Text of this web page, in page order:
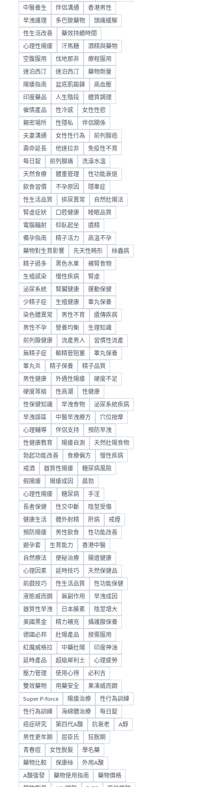
中醫養生 伴侶溝通 香港男性
早洩護理 多巴胺藥物 頭痛緩解
性生活改善 藥效持續時間
心理性陽痿 汗馬糖 酒精與藥物
空腹服用 伐地那非 療程服用
達泊西汀 達泊西汀 藥物劑量
陽痿指南 盆底肌鍛鍊 高血壓
印度藥品 人生階段 體質調理
催情產品 性冷感 女性性慾
親密場所 性隱私 伴侶關係
夫妻溝通 女性性行為 前列腺癌
壽命延長 他達拉非 免疫性不育
每日錠 前列腺痛 洗澡水溫
天然食療 體重管理 性功能衰退
飲食習慣 不孕原因 隱睾症
性生活品質 排尿異常 自然壯陽法
腎虛症狀 口腔健康 睡眠品質
電腦輻射 仰臥起坐 遺精
備孕指南 精子活力 高溫不孕
藥物對生育影響 先天性畸形 絲蟲病
精子過多 黑色水果 補腎食物
生殖感染 慢性疾病 腎虛
泌尿系統 腎臟健康 運動保健
少精子症 生殖健康 睾丸保養
染色體異常 男性不育 遺傳疾病
男性不孕 營養均衡 生理知識
前列腺健康 流產男人 習慣性流產
無精子症 輸精管阻塞 睾丸保養
睾丸炎 精子保養 精子品質
男性健康 外遇性陽痿 硬度不足
硬度等級 性高潮 性健康
性保健知識 早洩食物 泌尿系統疾病
早洩誤區 中醫早洩療方 穴位按摩
心理輔導 伴侶支持 預防早洩
性健康教育 陽痿自測 天然壯陽食物
勃起功能改善 食療偏方 慢性疾病
戒酒 器質性陽痿 糖尿病風險
假陽痿 陽痿成因 晨勃
心理性陽痿 糖尿病 手淫
長者保健 性交中斷 陰莖受傷
健康生活 體外射精 肝病 戒煙
預防陽痿 男性飲食 性功能改善
避孕套 生育能力 香港中醫
自然療法 便秘治療 腸道健康
心理因素 延時技巧 天然保健品
前戲技巧 性生活品質 性功能保健
液態威而鋼 無副作用 早洩成因
器質性早洩 日本藤素 陰莖增大
美國黑金 精力補充 攝護腺保養
德國必邦 壯陽產品 按需服用
紅魔威格拉 中藥壯陽 印度神油
延時產品 超級犀利士 心理疲勞
壓力管理 使用心得 必利吉
雙效藥物 用藥安全 果凍威而鋼
Super P-force 陽痿治療 性行為訓練
性行為訓練 海綿體治療 每日錠
癌症研究 第四代A酸 抗衰老 A醇
男性更年期 屈臣氏 狂脫期
青春痘 女性脫髮 學名藥
藥物比較 保康絲 外用A酸
A酸復發 藥物使用指南 藥物價格